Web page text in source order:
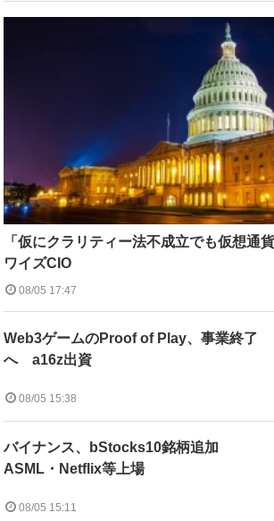
「仮にクラリティー法不成立でも仮想通
ワイズCIO
08/05 17:47
Web3ゲームのProof of Play、事業終了
へ a16z出資
08/05 15:38
バイナンス、bStocks10銘柄追加
ASML・Netflix等上場
08/05 15:11